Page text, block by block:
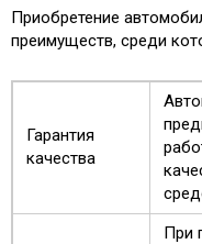
Приобретение
преимуществ, среди
Гарантия
качества
При